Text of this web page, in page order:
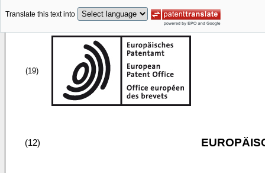
Translate this text into
(19)
(12)